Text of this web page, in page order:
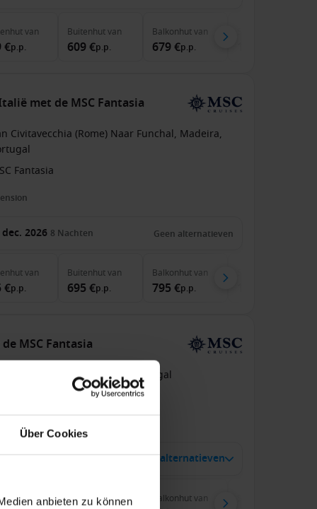
Über Cookies
anbieten zu können
van
€p.p.
Buitenhutvan
609 €p.p.
Balkonhutvan
679 €p.p.
met de MSC Fantasia
Civitavecchia (Rome) Naar Funchal, Madeira,
Fantasia
2026 8 Nachten Geen alternatieven
van
€p.p.
Buitenhutvan
695 €p.p.
Balkonhutvan
795 €p.p.
MSC Fantasia
/ Naar Funchal, Madeira, Portugal
jan. 2027 7Nachten 28 alternatieven
van Buitenhutvan Balkonhutvan